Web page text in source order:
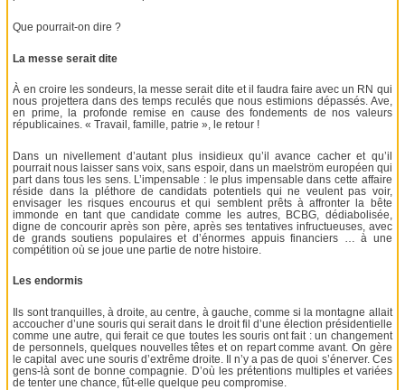
Que pourrait-on dire ?
La messe serait dite
À en croire les sondeurs, la messe serait dite et il faudra faire avec un RN qui
nous projettera dans des temps reculés que nous estimions dépassés. Ave,
en prime, la profonde remise en cause des fondements de nos valeurs
républicaines. « Travail, famille, patrie », le retour !
Dans un nivellement d’autant plus insidieux qu’il avance cacher et qu’il
pourrait nous laisser sans voix, sans espoir, dans un maelström européen qui
part dans tous les sens. L’impensable : le plus impensable dans cette affaire
réside dans la pléthore de candidats potentiels qui ne veulent pas voir,
envisager les risques encourus et qui semblent prêts à affronter la bête
immonde en tant que candidate comme les autres, BCBG, dédiabolisée,
digne de concourir après son père, après ses tentatives infructueuses, avec
de grands soutiens populaires et d’énormes appuis financiers … à une
compétition où se joue une partie de notre histoire.
Les endormis
Ils sont tranquilles, à droite, au centre, à gauche, comme si la montagne allait
accoucher d’une souris qui serait dans le droit fil d’une élection présidentielle
comme une autre, qui ferait ce que toutes les souris ont fait : un changement
de personnels, quelques nouvelles têtes et on repart comme avant. On gère
le capital avec une souris d’extrême droite. Il n’y a pas de quoi s’énerver. Ces
gens-là sont de bonne compagnie. D’où les prétentions multiples et variées
de tenter une chance, fût-elle quelque peu compromise.